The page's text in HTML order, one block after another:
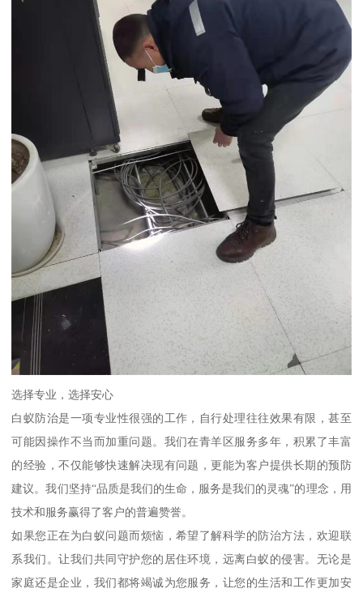
选择专业，选择安心
白蚁防治是一项专业性很强的工作，自行处理往往效果有限，甚至
可能因操作不当而加重问题。我们在青羊区服务多年，积累了丰富
的经验，不仅能够快速解决现有问题，更能为客户提供长期的预防
建议。我们坚持“品质是我们的生命，服务是我们的灵魂”的理念，用
技术和服务赢得了客户的普遍赞誉。
如果您正在为白蚁问题而烦恼，希望了解科学的防治方法，欢迎联
系我们。让我们共同守护您的居住环境，远离白蚁的侵害。无论是
家庭还是企业，我们都将竭诚为您服务，让您的生活和工作更加安